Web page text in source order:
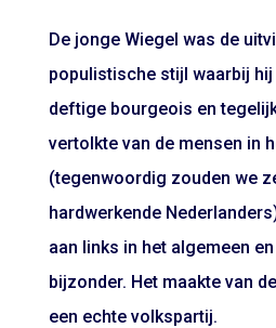
De jonge Wiegel was de
populistische stijl waarbij
deftige bourgeois en
vertolkte van de mensen in
(tegenwoordig zouden we
hardwerkende
aan links in het algemeen
bijzonder. Het maakte van
een echte volkspartij.